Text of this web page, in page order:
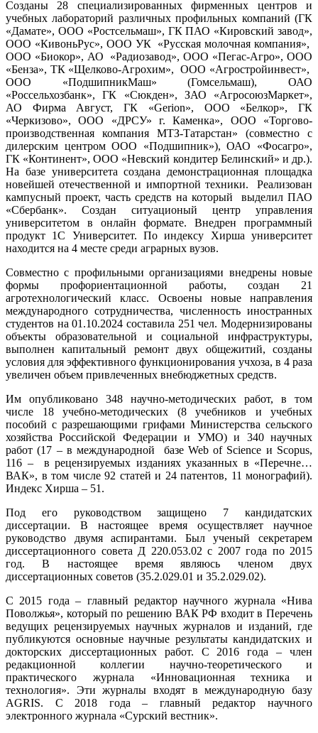
Созданы 28 специализированных фирменных центров и
учебных лабораторий различных профильных компаний (ГК
«Дамате», ООО «Ростсельмаш», ГК ПАО «Кировский завод»,
ООО «КивоньРус», ООО УК «Русская молочная компания»,
ООО «Биокор», АО «Радиозавод», ООО «Пегас-Агро», ООО
«Бенза», ТК «Щелково-Агрохим», ООО «Агростройинвест»,
ООО «ПодшипникМаш» (Гомсельмаш), ОАО
«Россельхозбанк», ГК «Сюкден», ЗАО «АгросоюзМаркет»,
АО Фирма Август, ГК «Gerion», ООО «Белкор», ГК
«Черкизово», ООО «ДРСУ» г. Каменка», ООО «Торгово-
производственная компания МТЗ-Татарстан» (совместно с
дилерским центром ООО «Подшипник»), ОАО «Фосагро»,
ГК «Континент», ООО «Невский кондитер Белинский» и др.).
На базе университета создана демонстрационная площадка
новейшей отечественной и импортной техники. Реализован
кампусный проект, часть средств на который выделил ПАО
«Сбербанк». Создан ситуационый центр управления
университетом в онлайн формате. Внедрен программный
продукт 1С Университет. По индексу Хирша университет
находится на 4 месте среди аграрных вузов.
Совместно с профильными организациями внедрены новые
формы профориентационной работы, создан 21
агротехнологический класс. Освоены новые направления
международного сотрудничества, численность иностранных
студентов на 01.10.2024 составила 251 чел. Модернизированы
объекты образовательной и социальной инфраструктуры,
выполнен капитальный ремонт двух общежитий, созданы
условия для эффективного функционирования учхоза, в 4 раза
увеличен объем привлеченных внебюджетных средств.
Им опубликовано 348 научно-методических работ, в том
числе 18 учебно-методических (8 учебников и учебных
пособий с разрешающими грифами Министерства сельского
хозяйства Российской Федерации и УМО) и 340 научных
работ (17 – в международной базе Web of Science и Scopus,
116 – в рецензируемых изданиях указанных в «Перечне…
ВАК», в том числе 92 статей и 24 патентов, 11 монографий).
Индекс Хирша – 51.
Под его руководством защищено 7 кандидатских
диссертации. В настоящее время осуществляет научное
руководство двумя аспирантами. Был ученый секретарем
диссертационного совета Д 220.053.02 с 2007 года по 2015
год. В настоящее время являюсь членом двух
диссертационных советов (35.2.029.01 и 35.2.029.02).
С 2015 года – главный редактор научного журнала «Нива
Поволжья», который по решению ВАК РФ входит в Перечень
ведущих рецензируемых научных журналов и изданий, где
публикуются основные научные результаты кандидатских и
докторских диссертационных работ. С 2016 года – член
редакционной коллегии научно-теоретического и
практического журнала «Инновационная техника и
технология». Эти журналы входят в международную базу
AGRIS. С 2018 года – главный редактор научного
электронного журнала «Сурский вестник».